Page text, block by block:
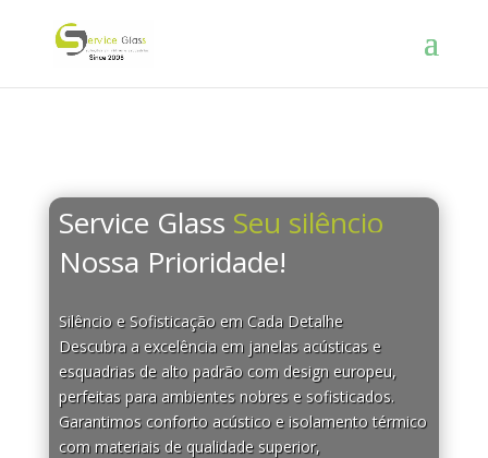
Service Glass Seu silêncio
Nossa Prioridade!
Silêncio e Sofisticação em Cada Detalhe
Descubra a excelência em janelas acústicas e
esquadrias de alto padrão com design europeu,
perfeitas para ambientes nobres e sofisticados.
Garantimos conforto acústico e isolamento térmico
com materiais de qualidade superior,